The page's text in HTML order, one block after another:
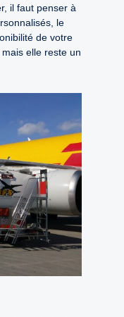
il faut penser à
le
de votre
elle reste un